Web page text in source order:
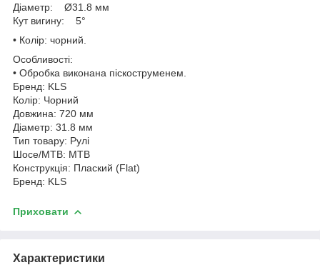
Діаметр: Ø31.8 мм
Кут вигину: 5°
• Колір: чорний.
Особливості:
• Обробка виконана піскоструменем.
Бренд: KLS
Колір: Чорний
Довжина: 720 мм
Діаметр: 31.8 мм
Тип товару: Рулі
Шосе/МТВ: MTB
Конструкція: Плаский (Flat)
Бренд: KLS
Приховати
Характеристики